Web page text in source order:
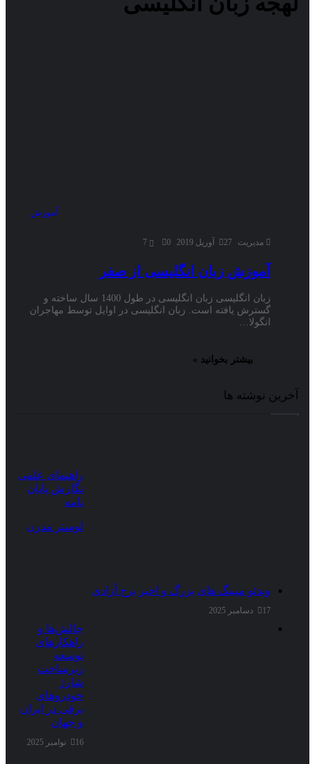
آموزش
مدیریت 27 آوریل 2019 0
7
آموزش زبان انگلیسی از صفر
زبان انگلیسی زبان انگلیسی در طول 1400 سال ساخته و
گسترش یافته است. زبان انگلیسی در اوایل توسط مهاجران
انگولا…
بیشتر بخوانید »
آخرین نوشته ها
ویدئو مپینگ های بزرگ و اخیر برج آزادی
17 دسامبر 2025
چالش‌ها و
راهکارهای
توسعه
زیرساخت
شارژ
خودروهای
برقی در ایران
و جهان
16 نوامبر 2025
راهنمای علمی
نگارش پایان
نامه
لوستر مدرن